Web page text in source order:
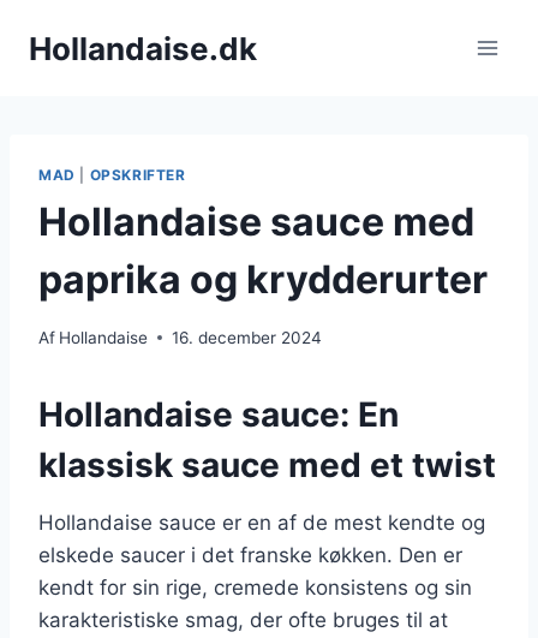
Hollandaise.dk
MAD OPSKRIFTER
Hollandaise sauce med
paprika og krydderurter
Af Hollandaise 16. december 2024
Hollandaise sauce: En
klassisk sauce med et twist
Hollandaise sauce er en af de mest kendte og
elskede saucer i det franske køkken. Den er
kendt for sin rige, cremede konsistens og sin
karakteristiske smag, der ofte bruges til at